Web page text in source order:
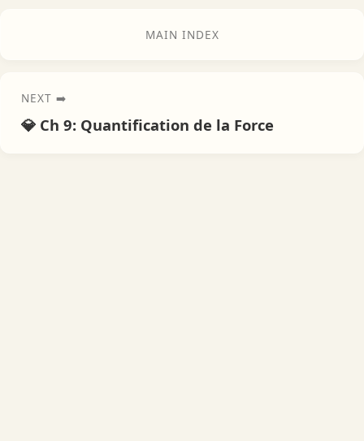
MAIN INDEX
NEXT ➡️
💎 Ch 9: Quantification de la Force